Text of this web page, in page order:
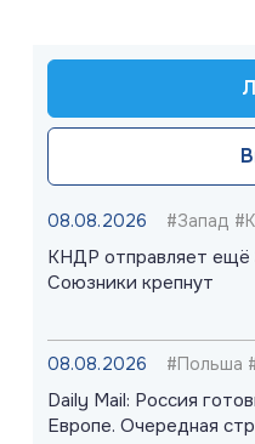
08.08.2026 #Запад
КНДР отправляет ещё
Союзники крепнут
08.08.2026 #Польша
Daily Mail: Россия
Европе. Очередная